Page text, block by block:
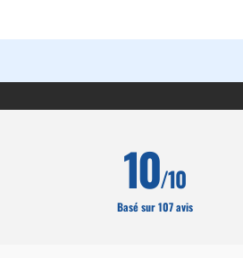
10/10
Basé sur 107 avis